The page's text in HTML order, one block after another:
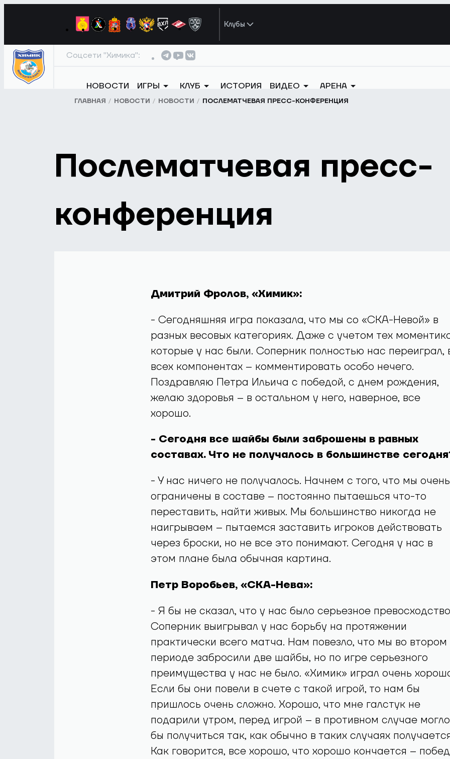
Клубы
Соцсети "Химика":
НОВОСТИ ИГРЫ КЛУБ ИСТОРИЯ ВИДЕО АРЕНА
ГЛАВНАЯ НОВОСТИ НОВОСТИ ПОСЛЕМАТЧЕВАЯ ПРЕСС-КОНФЕРЕНЦИЯ
Послематчевая пресс-
конференция
Дмитрий Фролов, «Химик»:
- Сегодняшняя игра показала, что мы со «СКА-Невой» в
разных весовых категориях. Даже с учетом тех
которые у нас были. Соперник полностью нас переиграл,
всех компонентах – комментировать особо нечего.
Поздравляю Петра Ильича с победой, с днем рождения,
желаю здоровья – в остальном у него, наверное, все
хорошо.
- Сегодня все шайбы были заброшены в равных
составах. Что не получалось в большинстве
- У нас ничего не получалось. Начнем с того, что мы очень
ограничены в составе – постоянно пытаешься что-то
переставить, найти живых. Мы большинство никогда не
наигрываем – пытаемся заставить игроков действовать
через броски, но не все это понимают. Сегодня у нас в
этом плане была обычная картина.
Петр Воробьев, «СКА-Нева»:
- Я бы не сказал, что у нас было серьезное
Соперник выигрывал у нас борьбу на протяжении
практически всего матча. Нам повезло, что мы во втором
периоде забросили две шайбы, но по игре серьезного
преимущества у нас не было. «Химик» играл очень
Если бы они повели в счете с такой игрой, то нам бы
пришлось очень сложно. Хорошо, что мне галстук не
подарили утром, перед игрой – в противном случае могло
бы получиться так, как обычно в таких случаях
Как говорится, все хорошо, что хорошо кончается –